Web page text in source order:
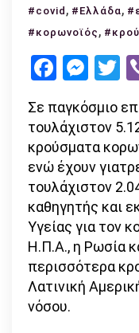
#covid , #Ελλάδα,
#κορωνοϊός ,
Σε παγκόσμιο
τουλάχιστον
κρούσματα
ενώ έχουν
τουλάχιστον
καθηγητής και
Υγείας για τον
Η.Π.Α., η Ρωσία
περισσότερα
Λατινική
νόσου.